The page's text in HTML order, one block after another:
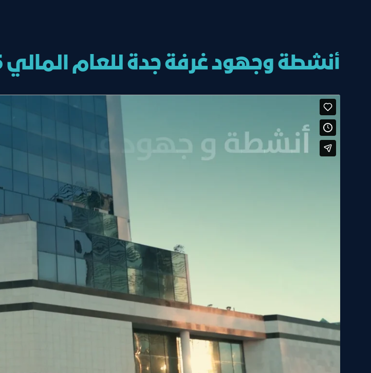
أنشطة وجهود غرفة جدة للعام المالي 2025